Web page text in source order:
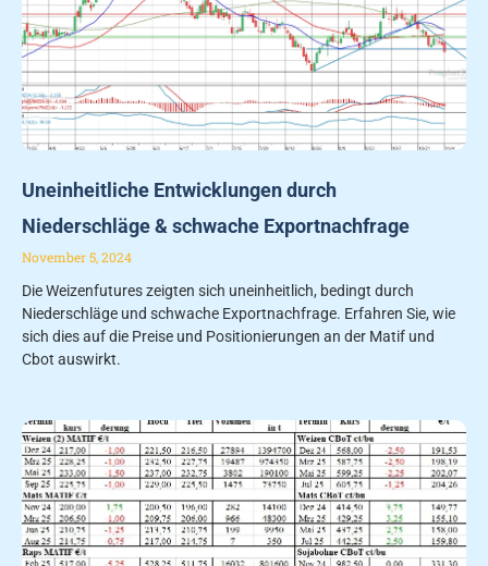
Uneinheitliche Entwicklungen durch
Niederschläge & schwache Exportnachfrage
November 5, 2024
Die Weizenfutures zeigten sich uneinheitlich, bedingt durch
Niederschläge und schwache Exportnachfrage. Erfahren Sie, wie
sich dies auf die Preise und Positionierungen an der Matif und
Cbot auswirkt.